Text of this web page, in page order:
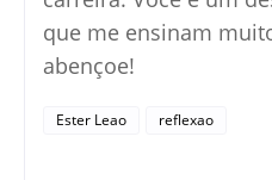
que me ensinam
abençoe!
Ester Leao reflexao